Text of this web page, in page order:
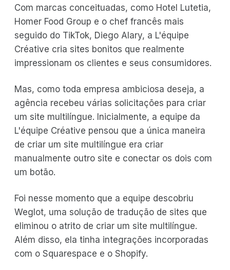
Com marcas conceituadas, como Hotel Lutetia,
Homer Food Group e o chef francês mais
seguido do TikTok, Diego Alary, a L'équipe
Créative cria sites bonitos que realmente
impressionam os clientes e seus consumidores.
Mas, como toda empresa ambiciosa deseja, a
agência recebeu várias solicitações para criar
um site multilíngue. Inicialmente, a equipe da
L'équipe Créative pensou que a única maneira
de criar um site multilíngue era criar
manualmente outro site e conectar os dois com
um botão.
Foi nesse momento que a equipe descobriu
Weglot, uma solução de tradução de sites que
eliminou o atrito de criar um site multilíngue.
Além disso, ela tinha integrações incorporadas
com o Squarespace e o Shopify.